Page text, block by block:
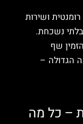
ושירות
נשכחת.
שף
הגדולה –
– כל מה